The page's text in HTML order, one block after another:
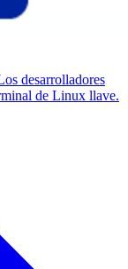
desarrolladores
de Linux llave.